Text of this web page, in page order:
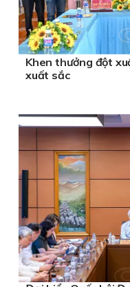
Khen thưởng đột
xuất sắc